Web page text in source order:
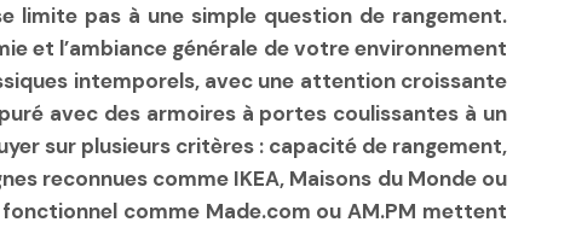
limite pas à une simple question de rangement.
et l’ambiance générale de votre environnement
intemporels, avec une attention croissante
avec des armoires à portes coulissantes à un
sur plusieurs critères : capacité de rangement,
reconnues comme IKEA, Maisons du Monde ou
comme Made.com ou AM.PM mettent